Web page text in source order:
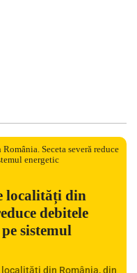
localități din
debitele
sistemul
din România, din